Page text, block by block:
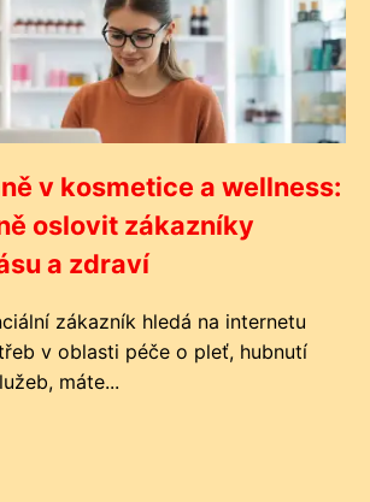
v kosmetice a wellness:
oslovit zákazníky
a zdraví
zákazník hledá na internetu
v oblasti péče o pleť, hubnutí
máte...